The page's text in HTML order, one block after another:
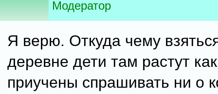
Модератор
Я верю. Откуда чему
деревне дети там растут
приучены спрашивать ни о